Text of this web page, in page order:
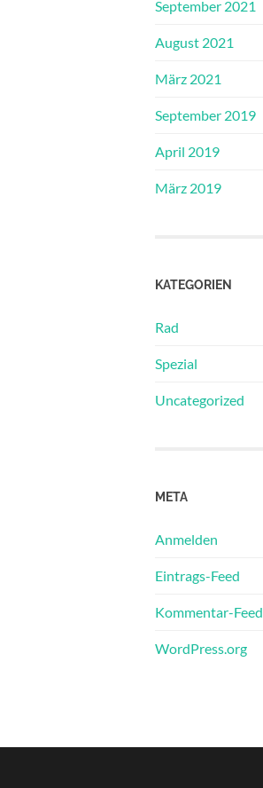
September 2021
August 2021
März 2021
September 2019
April 2019
März 2019
KATEGORIEN
Rad
Spezial
Uncategorized
META
Anmelden
Eintrags-Feed
Kommentar-Feed
WordPress.org